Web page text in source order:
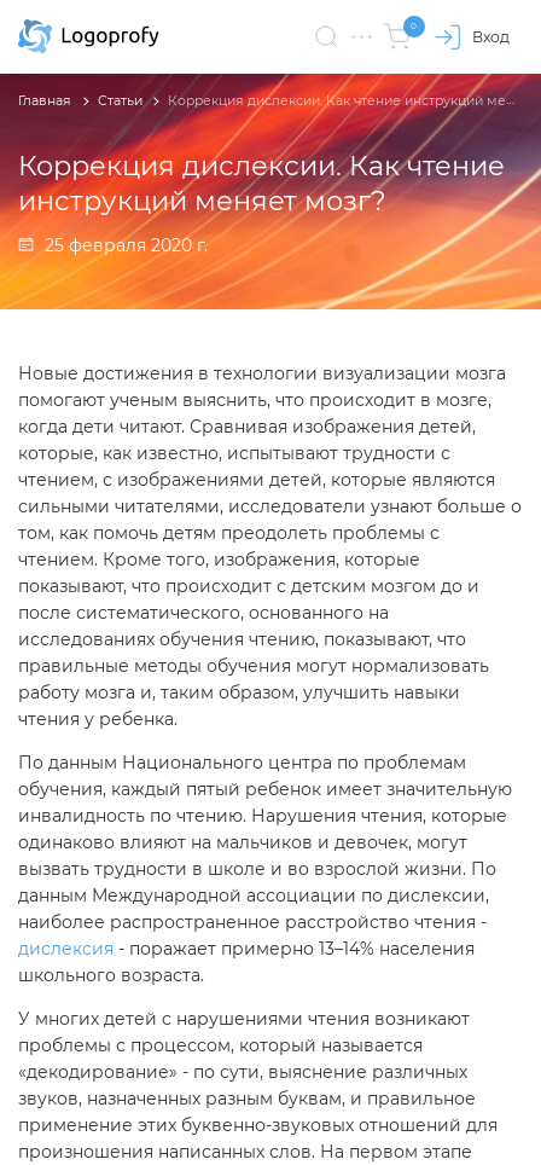
0
Вход
Коррекция дислексии. Как чтение
инструкций меняет мозг?
25 февраля 2020 г.
Главная Статьи Коррекция дислексии. Как чтение инструкций меняет мозг?
Новые достижения в технологии визуализации мозга
помогают ученым выяснить, что происходит в мозге,
когда дети читают. Сравнивая изображения детей,
которые, как известно, испытывают трудности с
чтением, с изображениями детей, которые являются
сильными читателями, исследователи узнают больше о
том, как помочь детям преодолеть проблемы с
чтением. Кроме того, изображения, которые
показывают, что происходит с детским мозгом до и
после систематического, основанного на
исследованиях обучения чтению, показывают, что
правильные методы обучения могут нормализовать
работу мозга и, таким образом, улучшить навыки
чтения у ребенка.
По данным Национального центра по проблемам
обучения, каждый пятый ребенок имеет значительную
инвалидность по чтению. Нарушения чтения, которые
одинаково влияют на мальчиков и девочек, могут
вызвать трудности в школе и во взрослой жизни. По
данным Международной ассоциации по дислексии,
наиболее распространенное расстройство чтения -
дислексия - поражает примерно 13–14% населения
школьного возраста.
У многих детей с нарушениями чтения возникают
проблемы с процессом, который называется
«декодирование» - по сути, выяснение различных
звуков, назначенных разным буквам, и правильное
применение этих буквенно-звуковых отношений для
произношения написанных слов. На первом этапе